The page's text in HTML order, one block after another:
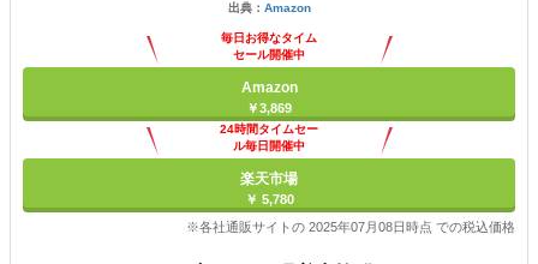
出典： Amazon
毎日お得なタイム
セール開催中
Amazon
￥3,869
24時間タイムセー
ル毎日開催中
楽天市場
￥ 5,780
※各社通販サイトの 2025年07月08日時点 での税込価格